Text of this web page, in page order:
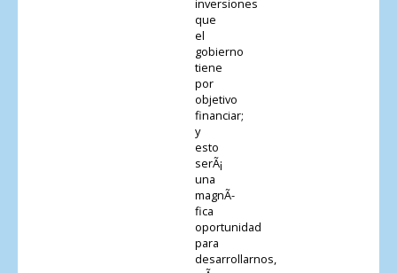
inversiones
que
el
gobierno
tiene
por
objetivo
financiar;
y
esto
serÃ¡
una
magnÃ­
fica
oportunidad
para
desarrollarnos,